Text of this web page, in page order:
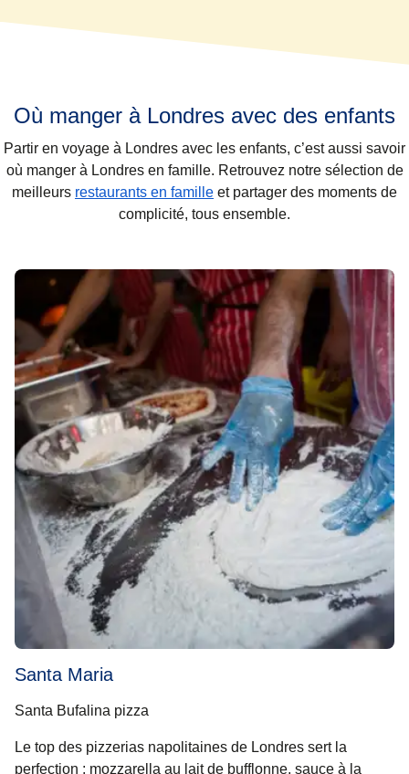
Où manger à Londres avec des enfants
Partir en voyage à Londres avec les enfants, c’est aussi savoir
où manger à Londres en famille. Retrouvez notre sélection de
meilleurs restaurants en famille et partager des moments de
complicité, tous ensemble.
Santa Maria
Santa Bufalina pizza
Le top des pizzerias napolitaines de Londres sert la
perfection : mozzarella au lait de bufflonne, sauce à la